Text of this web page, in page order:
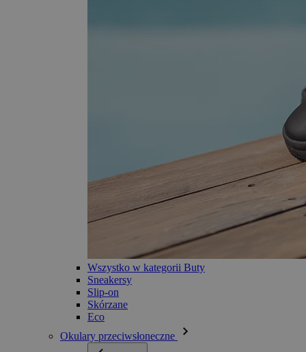
Wszystko w kategorii Buty
Sneakersy
Slip-on
Skórzane
Eco
Okulary przeciwsłoneczne